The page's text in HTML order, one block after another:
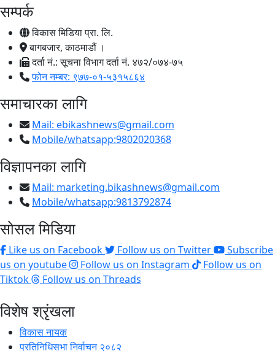
सम्पर्क
विकास मिडिया प्रा. लि.
बागबजार, काठमाडौं ।
दर्ता नं.: सूचना विभाग दर्ता नं. ४७२/०७४-७५
फोन नम्बर: ९७७-०१-५३१५८६४
समाचारका लागि
Mail: ebikashnews@gmail.com
Mobile/whatsapp:9802020368
विज्ञापनका लागि
Mail: marketing.bikashnews@gmail.com
Mobile/whatsapp:9813792874
सोसल मिडिया
Like us on Facebook Follow us on Twitter
Subscribe
us on youtube
Follow us on Instagram
Follow us on
Tiktok
Follow us on Threads
विशेष श्रृंखला
विकास नायक
प्रतिनिधिसभा निर्वाचन २०८२